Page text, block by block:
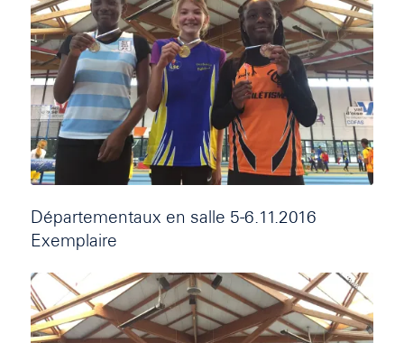
Départementaux en salle 5-6.11.2016
Exemplaire